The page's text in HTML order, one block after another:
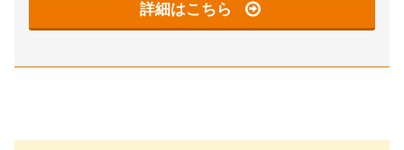
詳細はこちら